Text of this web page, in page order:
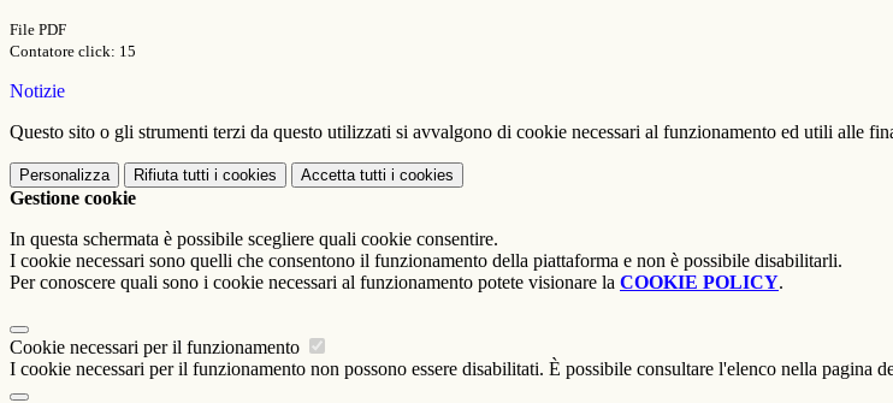
File PDF
Contatore click: 15
Notizie
Questo sito o gli strumenti terzi da questo utilizzati si avvalgono di cookie necessari al funzionamento ed utili alle
Personalizza Rifiuta tutti i cookies Accetta tutti i cookies
Gestione cookie
In questa schermata è possibile scegliere quali cookie consentire.
I cookie necessari sono quelli che consentono il funzionamento della piattaforma e non è possibile disabilitarli.
Per conoscere quali sono i cookie necessari al funzionamento potete visionare la COOKIE POLICY.
Cookie necessari per il funzionamento
I cookie necessari per il funzionamento non possono essere disabilitati. È possibile consultare l'elenco nella pagina